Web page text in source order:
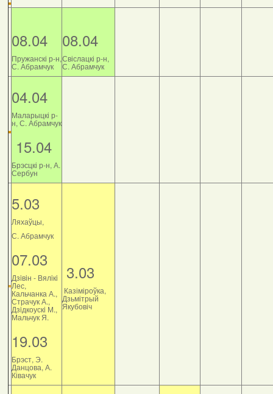
08.04
Пружанскі р-н,
С. Абрамчук
08.04
Свіслацкі р-н,
С. Абрамчук
04.04
Маларыцкі р-
н, С. Абрамчук
15.04
Брэсцкі р-н, А.
Сербун
5.03
Ляхаўцы,
С. Абрамчук
07.03
Дзiвiн - Вялiкi
Лес,
Кальчанка А.,
Страчук А.,
Дзiдкоускi М.,
Мальчук Я.
19.03
Брэст, Э.
Данцова, А.
Ківачук
3.03
Казіміроўка,
Дзьмітрый
Якубовіч